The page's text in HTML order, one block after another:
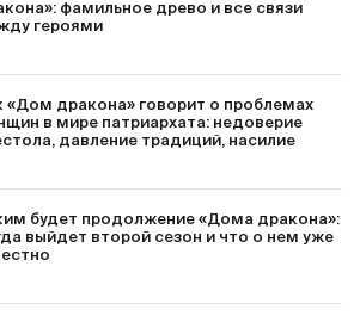
фамильное древо и все связи
героями
«Дом дракона» говорит о проблемах
в мире патриархата: недоверие
давление традиций, насилие
будет продолжение «Дома дракона»:
выйдет второй сезон и что о нем уже